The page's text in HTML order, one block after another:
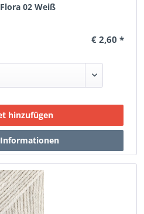
Flora 02 Weiß
€ 2,60 *